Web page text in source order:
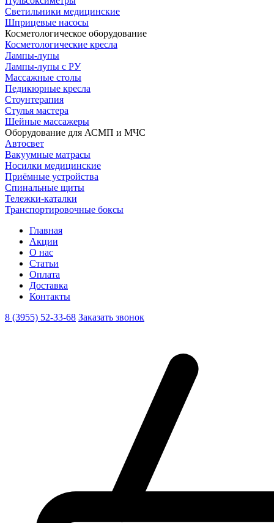
Светильники медицинские
Шприцевые насосы
Косметологическое оборудование
Косметологические кресла
Лампы-лупы
Лампы-лупы с РУ
Массажные столы
Педикюрные кресла
Стоунтерапия
Стулья мастера
Шейные массажеры
Оборудование для АСМП и МЧС
Автосвет
Вакуумные матрасы
Носилки медицинские
Приёмные устройства
Спинальные щиты
Тележки-каталки
Транспортировочные боксы
Главная
Акции
О нас
Статьи
Оплата
Доставка
Контакты
8 (3955) 52-33-68 Заказать звонок